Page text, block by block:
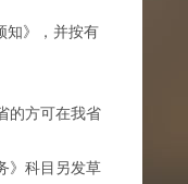
知》，并按有
的方可在我省
》科目另发草